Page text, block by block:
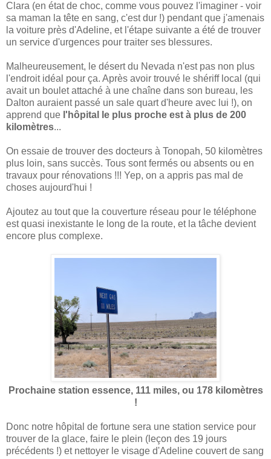
Clara (en état de choc, comme vous pouvez l'imaginer - voir
sa maman la tête en sang, c'est dur !) pendant que j'amenais
la voiture près d'Adeline, et l'étape suivante a été de trouver
un service d'urgences pour traiter ses blessures.
Malheureusement, le désert du Nevada n'est pas non plus
l'endroit idéal pour ça. Après avoir trouvé le shériff local (qui
avait un boulet attaché à une chaîne dans son bureau, les
Dalton auraient passé un sale quart d'heure avec lui !), on
apprend que l'hôpital le plus proche est à plus de 200
kilomètres...
On essaie de trouver des docteurs à Tonopah, 50 kilomètres
plus loin, sans succès. Tous sont fermés ou absents ou en
travaux pour rénovations !!! Yep, on a appris pas mal de
choses aujourd'hui !
Ajoutez au tout que la couverture réseau pour le téléphone
est quasi inexistante le long de la route, et la tâche devient
encore plus complexe.
Prochaine station essence, 111 miles, ou 178 kilomètres
!
Donc notre hôpital de fortune sera une station service pour
trouver de la glace, faire le plein (leçon des 19 jours
précédents !) et nettoyer le visage d'Adeline couvert de sang